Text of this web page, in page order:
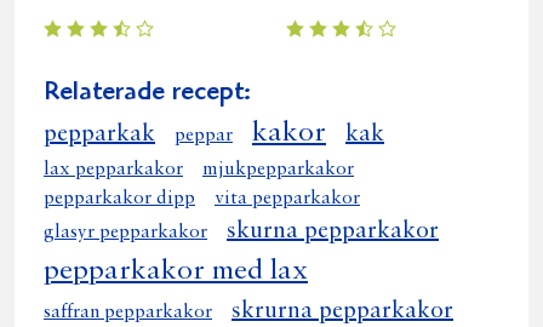
Relaterade recept:
pepparkak peppar kakor kak
lax pepparkakor
mjukpepparkakor
pepparkakor dipp
vita pepparkakor
glasyr pepparkakor
skurna pepparkakor
pepparkakor med lax
saffran pepparkakor skrurna pepparkakor